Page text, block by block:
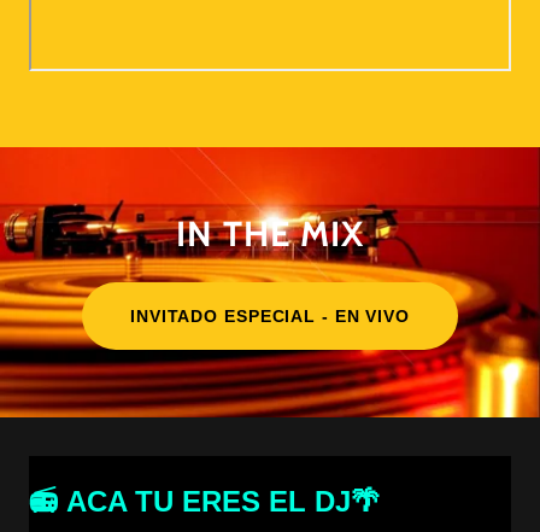
IN THE MIX
INVITADO ESPECIAL - EN VIVO